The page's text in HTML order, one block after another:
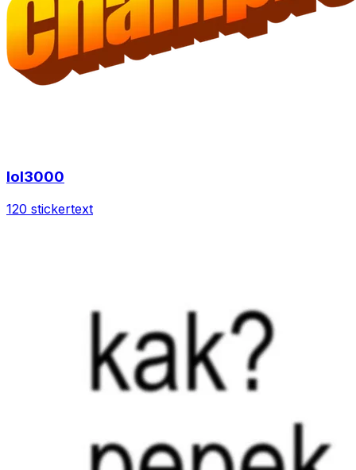
lol3000
120 stickertext